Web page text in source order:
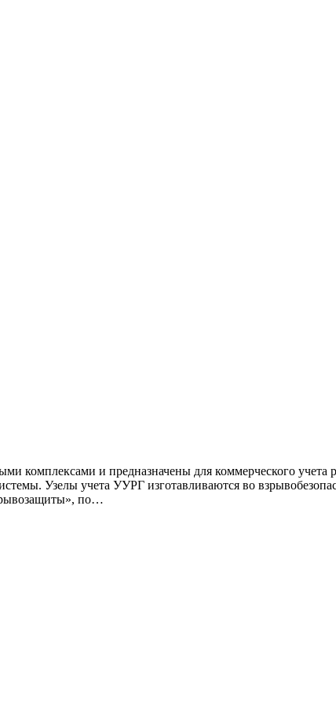
комплексами и предназначены для коммерческого учета
Узелы учета УУРГ изготавливаются во
по…